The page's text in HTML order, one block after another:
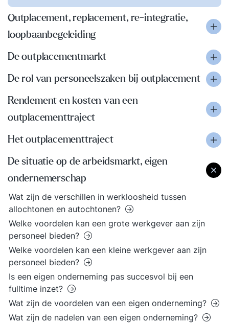
Outplacement, replacement, re-integratie,
loopbaanbegeleiding
De outplacementmarkt
De rol van personeelszaken bij outplacement
Rendement en kosten van een
outplacementtraject
Het outplacementtraject
De situatie op de arbeidsmarkt, eigen
ondernemerschap
Wat zijn de verschillen in werkloosheid tussen
allochtonen en autochtonen?
Welke voordelen kan een grote werkgever aan zijn
personeel bieden?
Welke voordelen kan een kleine werkgever aan zijn
personeel bieden?
Is een eigen onderneming pas succesvol bij een
fulltime inzet?
Wat zijn de voordelen van een eigen onderneming?
Wat zijn de nadelen van een eigen onderneming?